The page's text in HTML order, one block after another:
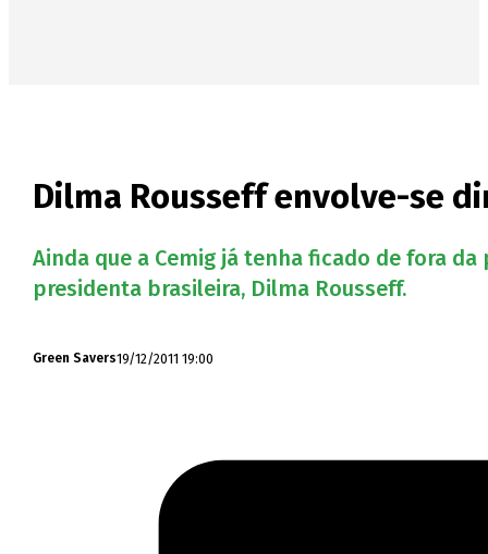
Dilma Rousseff envolve-se
Ainda que a Cemig já tenha ficado de fora
presidenta brasileira, Dilma Rousseff.
Green Savers19/12/2011 19:00